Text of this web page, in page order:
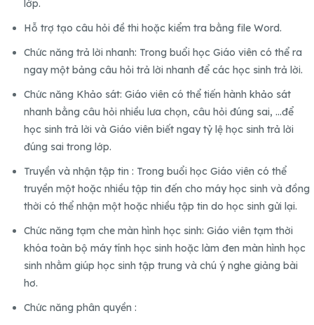
lớp.
Hỗ trợ tạo câu hỏi đề thi hoặc kiểm tra bằng file Word.
Chức năng trả lời nhanh: Trong buổi học Giáo viên có thể ra
ngay một bảng câu hỏi trả lời nhanh để các học sinh trả lời.
Chức năng Khảo sát: Giáo viên có thể tiến hành khảo sát
nhanh bằng câu hỏi nhiều lưa chọn, câu hỏi đúng sai, …để
học sinh trả lời và Giáo viên biết ngay tỷ lệ học sinh trả lời
đúng sai trong lớp.
Truyền và nhận tập tin : Trong buổi học Giáo viên có thể
truyền một hoặc nhiều tập tin đến cho máy học sinh và đồng
thời có thể nhận một hoặc nhiều tập tin do học sinh gửi lại.
Chức năng tạm che màn hình học sinh: Giáo viên tạm thời
khóa toàn bộ máy tính học sinh hoặc làm đen màn hình học
sinh nhằm giúp học sinh tập trung và chú ý nghe giảng bài
hơ.
Chức năng phân quyền :